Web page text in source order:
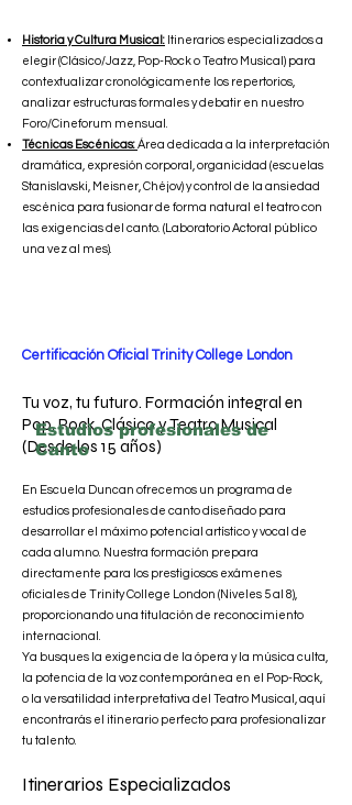
Historia y Cultura Musical: Itinerarios especializados a
elegir (Clásico/Jazz, Pop-Rock o Teatro Musical) para
contextualizar cronológicamente los repertorios,
analizar estructuras formales y debatir en nuestro
Foro/Cineforum mensual.
Técnicas Escénicas:Área dedicada a la interpretación
dramática, expresión corporal, organicidad (escuelas
Stanislavski, Meisner, Chéjov) y control de la ansiedad
escénica para fusionar de forma natural el teatro con
las exigencias del canto. (Laboratorio Actoral público
una vez al mes).
Certificación Oficial Trinity College London
Tu voz, tu futuro. Formación integral en
Pop, Rock, Clásico y Teatro Musical
(Desde los 15 años)
En Escuela Duncan ofrecemos un programa de
estudios profesionales de canto diseñado para
desarrollar el máximo potencial artístico y vocal de
cada alumno. Nuestra formación prepara
directamente para los prestigiosos exámenes
oficiales de Trinity College London (Niveles 5 al 8),
proporcionando una titulación de reconocimiento
internacional.
Ya busques la exigencia de la ópera y la música culta,
la potencia de la voz contemporánea en el Pop-Rock,
o la versatilidad interpretativa del Teatro Musical, aquí
encontrarás el itinerario perfecto para profesionalizar
tu talento.
Itinerarios Especializados
Estudios profesionales de
Canto